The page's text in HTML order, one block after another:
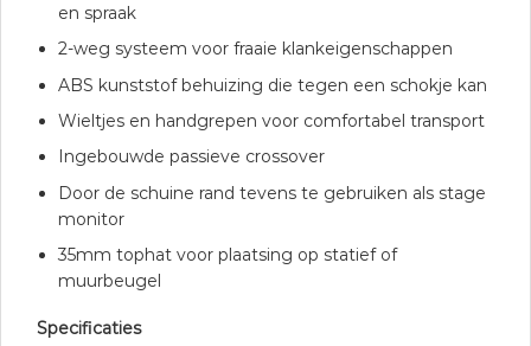
en spraak
2-weg systeem voor fraaie klankeigenschappen
ABS kunststof behuizing die tegen een schokje kan
Wieltjes en handgrepen voor comfortabel transport
Ingebouwde passieve crossover
Door de schuine rand tevens te gebruiken als stage
monitor
35mm tophat voor plaatsing op statief of
muurbeugel
Specificaties